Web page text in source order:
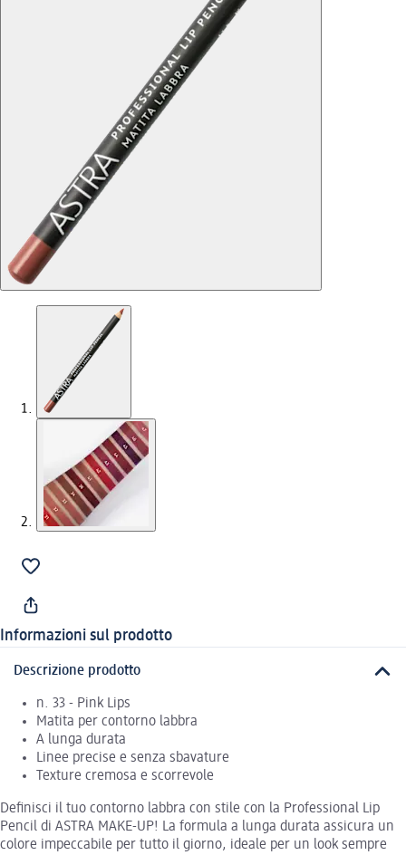
Informazioni sul prodotto
Descrizione prodotto
n. 33 - Pink Lips
Matita per contorno labbra
A lunga durata
Linee precise e senza sbavature
Texture cremosa e scorrevole
Definisci il tuo contorno labbra con stile con la Professional Lip
Pencil di ASTRA MAKE-UP! La formula a lunga durata assicura un
colore impeccabile per tutto il giorno, ideale per un look sempre